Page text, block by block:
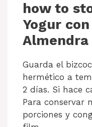
how to
Yogur
Almendra
Guarda el
hermético a
2 días. Si hace
Para conservar
porciones y